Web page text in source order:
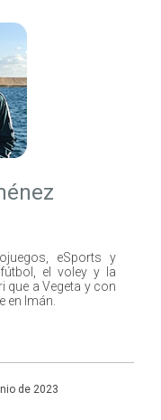
eSports y
el voley y la
que a Vegeta y con
en Imán.
de 2023